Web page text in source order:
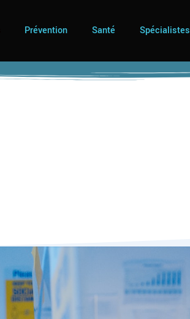
Prévention Santé Spécialistes